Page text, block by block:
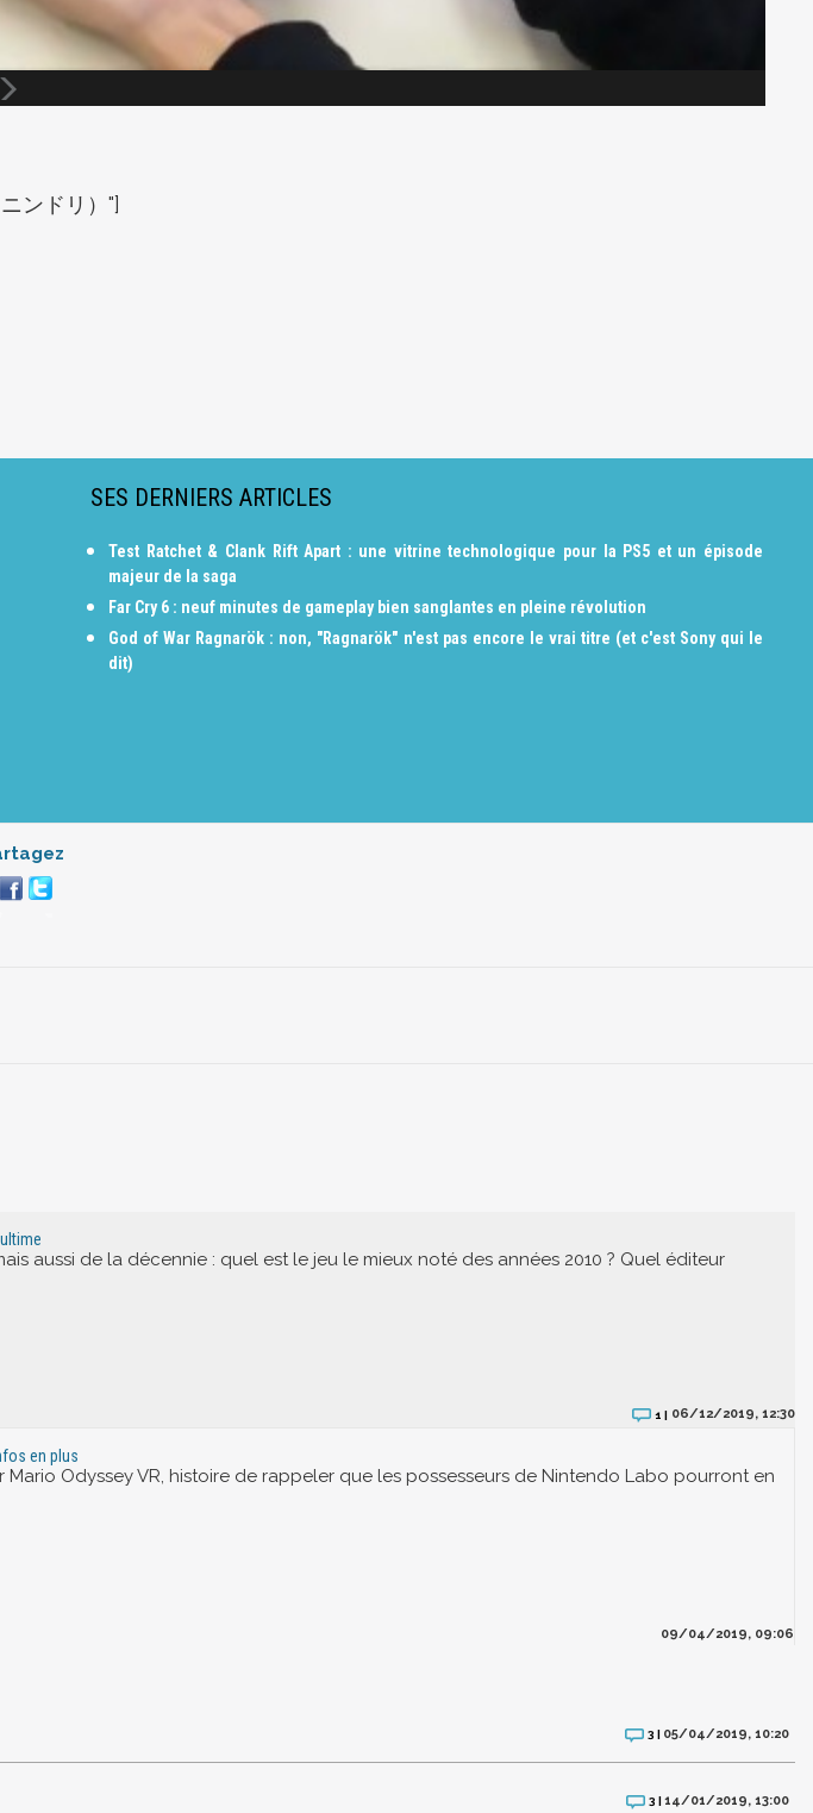
ンドリ）"]
SES DERNIERS ARTICLES
Test Ratchet & Clank Rift Apart : une vitrine technologique pour la PS5 et un épisode
majeur de la saga
Far Cry 6 : neuf minutes de gameplay bien sanglantes en pleine révolution
God of War Ragnarök : non, "Ragnarök" n'est pas encore le vrai titre (et c'est Sony qui le
dit)
aussi de la décennie : quel est le jeu le mieux noté des années 2010 ? Quel éditeur
1 | 06/12/2019, 12:30
en plus
Odyssey VR, histoire de rappeler que les possesseurs de Nintendo Labo pourront en
09/04/2019, 09:06
3 | 05/04/2019, 10:20
3 |14/01/2019, 13:00